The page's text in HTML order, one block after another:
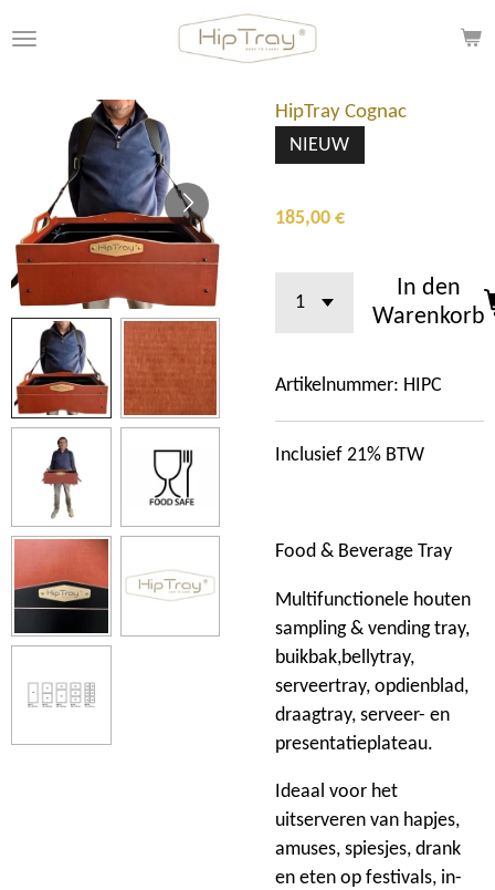
Hauptinhalt
HipTray Cognac
NIEUW
185,00 €
In den
Warenkorb
Artikelnummer: HIPC
Inclusief 21% BTW
Food & Beverage Tray
Multifunctionele houten
sampling & vending tray,
buikbak,bellytray,
serveertray, opdienblad,
draagtray, serveer- en
presentatieplateau.
Ideaal voor het
uitserveren van hapjes,
amuses, spiesjes, drank
en eten op festivals, in-